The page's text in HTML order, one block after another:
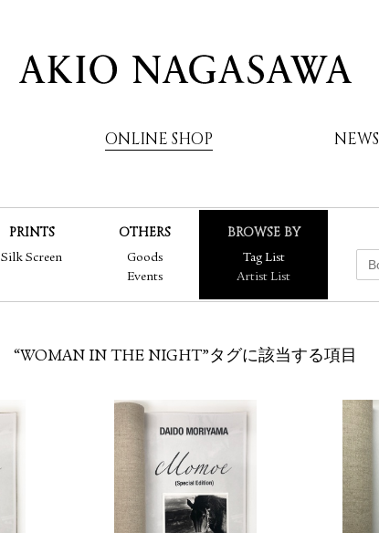
AKIO NAGASAWA
ONLINE SHOP NEWS
PRINTS
Silk Screen
OTHERS
Goods
Events
BROWSE BY
Tag List
Artist List
“WOMAN IN THE NIGHT”タグに該当する項目